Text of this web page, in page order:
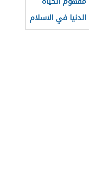
الدنيا في الاسلام